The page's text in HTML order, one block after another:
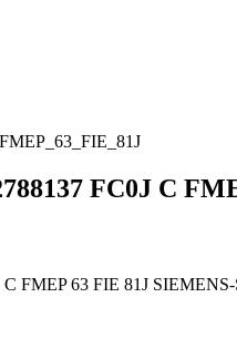
FC0J C
FMEP 63 FIE 81J